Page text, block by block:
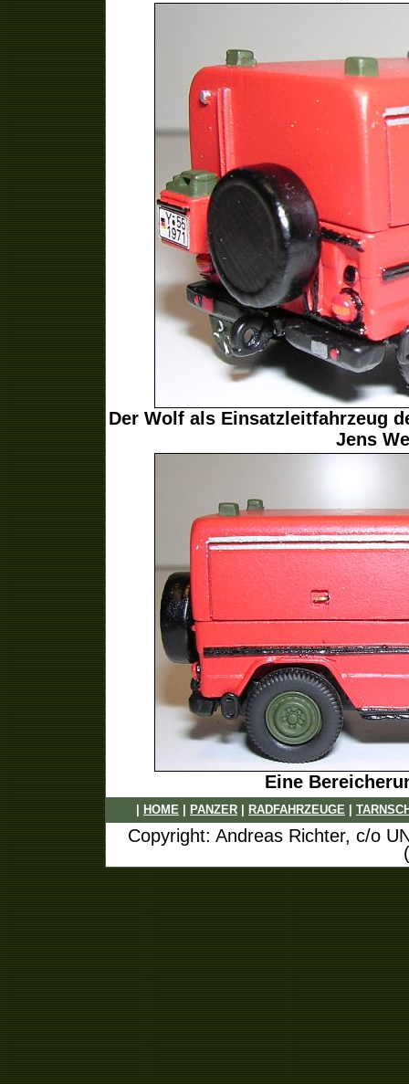
Der Wolf als Einsatzleitfahrzeug
Jens
Eine
HOME PANZER RADFAHRZEUGE
Copyright: Andreas Richter, c/o